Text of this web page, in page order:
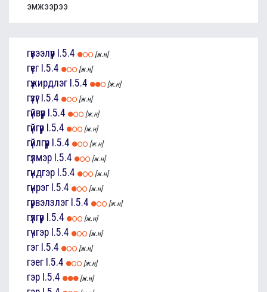
эмжээрээ
гүвээлүүр I.5.4 [ж.н]
гүег I.5.4 [ж.н]
гүжирдлэг I.5.4 [ж.н]
гүзүг I.5.4 [ж.н]
гүйвүүр I.5.4 [ж.н]
гүйгүүр I.5.4 [ж.н]
гүйлгүүр I.5.4 [ж.н]
гүлмэр I.5.4 [ж.н]
гүндгэр I.5.4 [ж.н]
гүнрэг I.5.4 [ж.н]
гүрвэлзлэг I.5.4 [ж.н]
гүүлгүүр I.5.4 [ж.н]
гүчгэр I.5.4 [ж.н]
гэг I.5.4 [ж.н]
гэег I.5.4 [ж.н]
гэр I.5.4 [ж.н]